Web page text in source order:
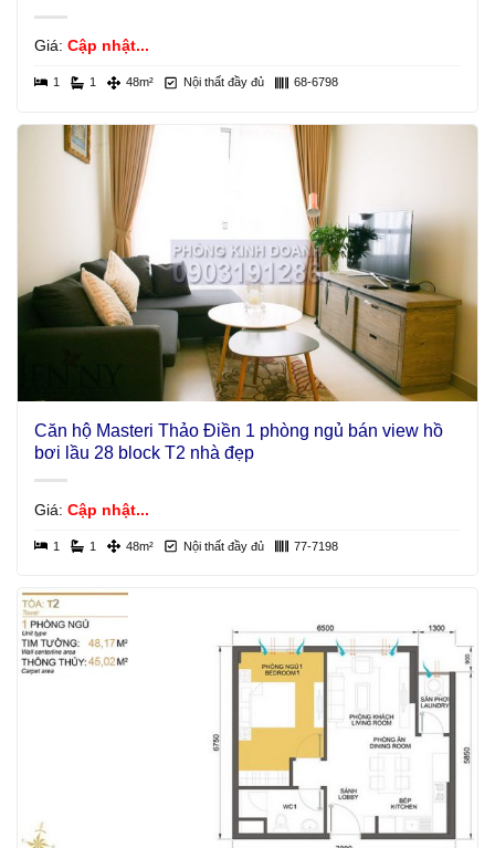
Giá: Cập nhật...
1 1 48m² Nội thất đầy đủ 68-6798
Căn hộ Masteri Thảo Điền 1 phòng ngủ bán view hồ
bơi lầu 28 block T2 nhà đẹp
Giá: Cập nhật...
1 1 48m² Nội thất đầy đủ 77-7198